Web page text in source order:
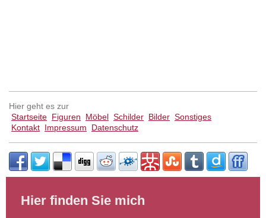
Hier geht es zur
Startseite Figuren Möbel Schilder Bilder Sonstiges
Kontakt Impressum Datenschutz
Hier finden Sie mich